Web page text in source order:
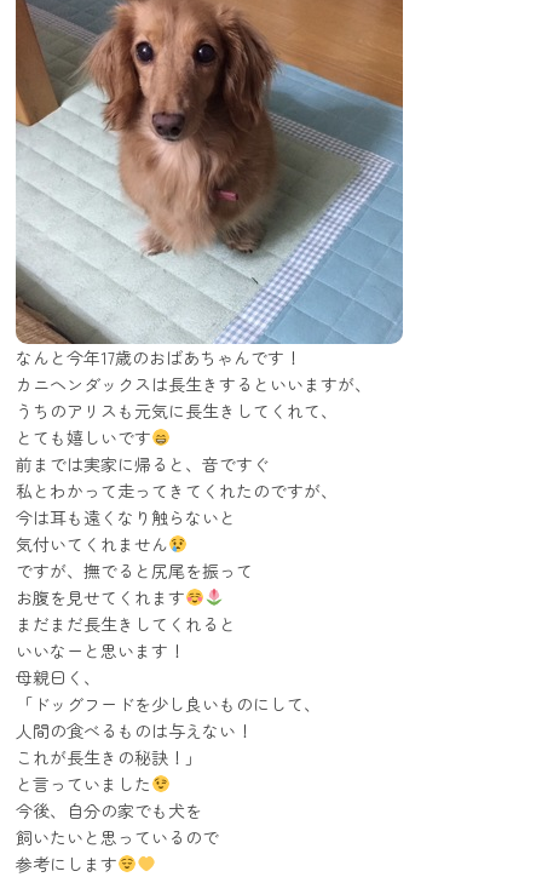
なんと今年17歳のおばあちゃんです！
カニヘンダックスは長生きするといいますが、
うちのアリスも元気に長生きしてくれて、
とても嬉しいです
前までは実家に帰ると、音ですぐ
私とわかって走ってきてくれたのですが、
今は耳も遠くなり触らないと
気付いてくれません
ですが、撫でると尻尾を振って
お腹を見せてくれます
まだまだ長生きしてくれると
いいなーと思います！
母親曰く、
「ドッグフードを少し良いものにして、
人間の食べるものは与えない！
これが長生きの秘訣！」
と言っていました
今後、自分の家でも犬を
飼いたいと思っているので
参考にします